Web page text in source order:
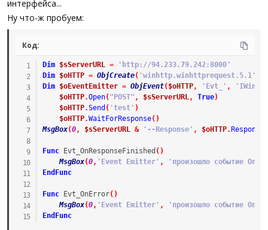
интерфейса...
Ну что-ж пробуем:
Код:
Dim $sServerURL =
'http://94.233.79.242:8000'
Dim
$oHTTP = ObjCreate( 'winhttp.winhttprequest.5.1'
Dim
$oEventEmitter = ObjEvent( $oHTTP, 'Evt_' ,
$oHTTP.Open( "POST" , $sServerURL, True)
$oHTTP.Send ( 'test' )
$oHTTP.WaitForResponse( )
MsgBox(0, $sServerURL & '--Response' , $oHTTP.
Func Evt_OnResponseFinished ( )
MsgBox(0, 'Event Emitter' ,
'произошло событие
EndFunc
Func Evt_OnError( )
MsgBox(0, 'Event Emitter' ,
'произошло событие
EndFunc